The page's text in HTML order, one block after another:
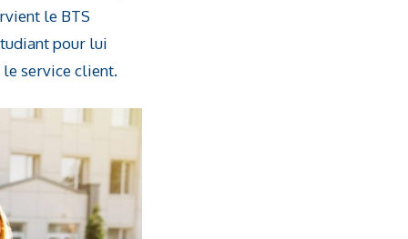
le BTS
pour lui
service client.